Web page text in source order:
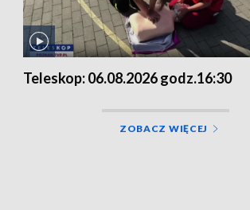
Teleskop: 06.08.2026 godz.16:30
ZOBACZ WIĘCEJ